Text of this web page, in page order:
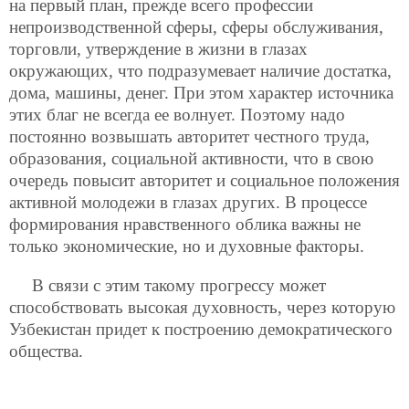
на первый план, прежде всего профессии
непроизводственной сферы, сферы обслуживания,
торговли, утверждение в жизни в глазах
окружающих, что подразумевает наличие достатка,
дома, машины, денег. При этом характер источника
этих благ не всегда ее волнует. Поэтому надо
постоянно возвышать авторитет честного труда,
образования, социальной активности, что в свою
очередь повысит авторитет и социальное положения
активной молодежи в глазах других. В процессе
формирования нравственного облика важны не
только экономические, но и духовные факторы.
В связи с этим такому прогрессу может
способствовать высокая духовность, через которую
Узбекистан придет к построению демократического
общества.